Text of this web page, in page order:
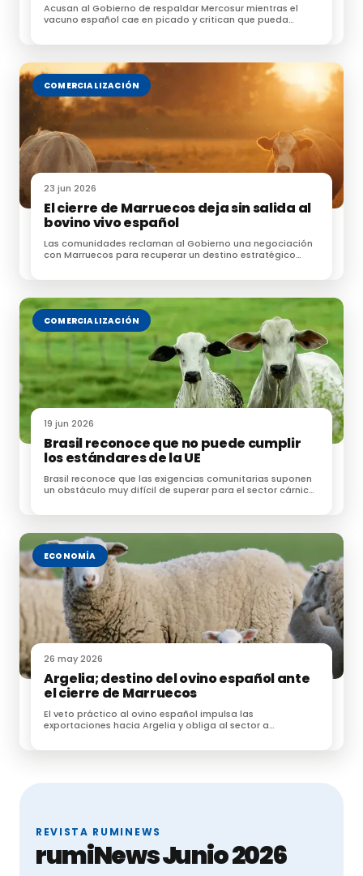
Ganaderas catalanas denuncian la sobrecarga
ganadero-cárnicas de rumiantes se unen
Recuperación de la exportación del ovino
Actualización de la situación de la Enfermedad
Hemorrágica Epizoótica
Acusan al Gobierno de respaldar Mercosur mientras el
vacuno español cae en picado y critican que pueda
COMERCIALIZACIÓN
23 jun 2026
El cierre de Marruecos deja sin salida al
bovino vivo español
Las comunidades reclaman al Gobierno una negociación
con Marruecos para recuperar un destino estratégico
COMERCIALIZACIÓN
19 jun 2026
Brasil reconoce que no puede cumplir
los estándares de la UE
Brasil reconoce que las exigencias comunitarias suponen
un obstáculo muy difícil de superar para el sector cárnico
ECONOMÍA
26 may 2026
Argelia; destino del ovino español ante
el cierre de Marruecos
El veto práctico al ovino español impulsa las
exportaciones hacia Argelia y obliga al sector a
REVISTA RUMINEWS
rumiNews Junio 2026